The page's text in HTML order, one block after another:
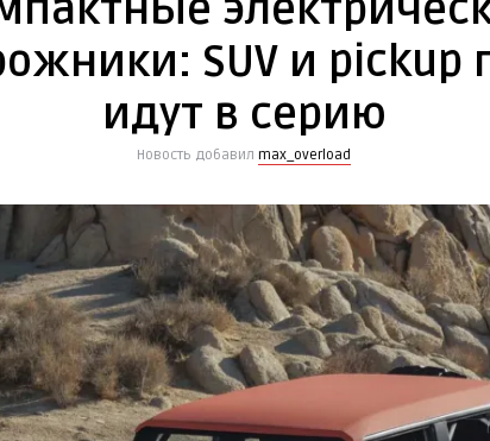
SUV и pickup
идут в серию
Новость добавил max_overload